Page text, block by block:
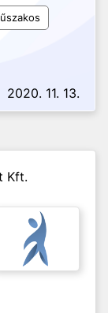
2020. 11. 13.
Kft.